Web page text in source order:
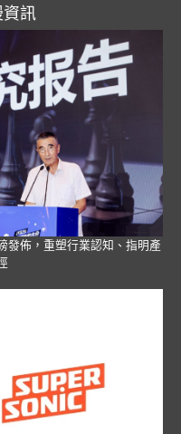
資訊
發佈，重塑行業認知、指明產